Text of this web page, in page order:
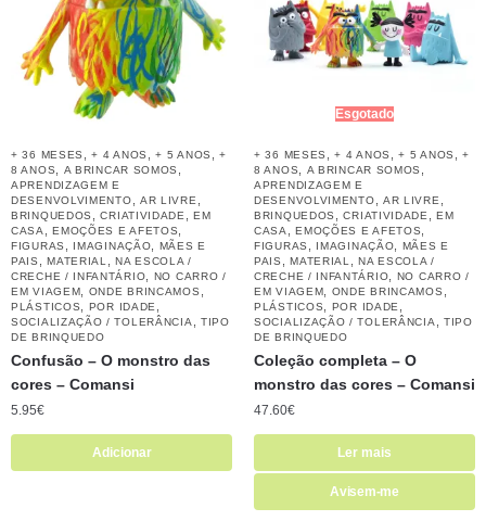
+ 36 MESES ,+ 4 ANOS ,+ 5 ANOS ,+
8 ANOS
A BRINCAR SOMOS
APRENDIZAGEM E
DESENVOLVIMENTO
AR LIVRE
BRINQUEDOS ,CRIATIVIDADE ,EM
CASA
,EMOÇÕES E AFETOS
FIGURAS IMAGINAÇÃO
MÃES E
PAIS
,MATERIAL ,NA ESCOLA /
CRECHE / INFANTÁRIO
NO CARRO /
EM VIAGEM
ONDE BRINCAMOS
PLÁSTICOS POR IDADE
SOCIALIZAÇÃO / TOLERÂNCIA
TIPO
DE BRINQUEDO
Confusão – O monstro das
cores – Comansi
5.95€
Adicionar
Esgotado
+ 36 MESES ,+ 4 ANOS ,+ 5 ANOS ,+
8 ANOS
A BRINCAR SOMOS
APRENDIZAGEM E
DESENVOLVIMENTO
AR LIVRE
BRINQUEDOS ,CRIATIVIDADE ,EM
CASA
,EMOÇÕES E AFETOS
FIGURAS IMAGINAÇÃO
MÃES E
PAIS
,MATERIAL ,NA ESCOLA /
CRECHE / INFANTÁRIO
NO CARRO /
EM VIAGEM
ONDE BRINCAMOS
PLÁSTICOS POR IDADE
SOCIALIZAÇÃO / TOLERÂNCIA
TIPO
DE BRINQUEDO
Coleção completa – O
monstro das cores – Comansi
47.60€
Ler mais
Avisem-me